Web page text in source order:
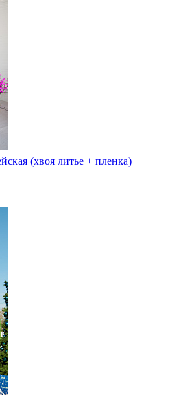
(хвоя литье + пленка)